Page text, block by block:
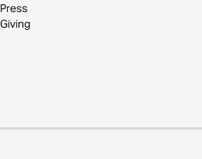
Press
Giving